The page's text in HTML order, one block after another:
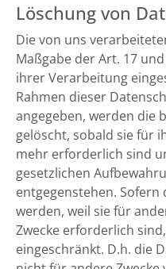
Löschung von
Die von uns
Maßgabe der Art. 17
ihrer Verarbeitung
Rahmen dieser
angegeben, werden die
gelöscht, sobald sie für
mehr erforderlich sind
gesetzlichen
entgegenstehen.
werden, weil sie für
Zwecke erforderlich
eingeschränkt. D.h. die